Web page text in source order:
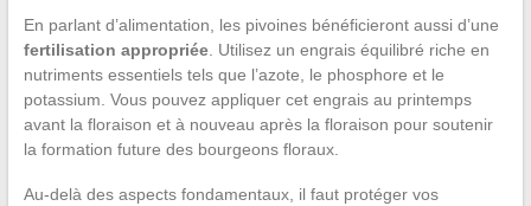
En parlant d’alimentation, les pivoines bénéficieront aussi d’une
fertilisation appropriée. Utilisez un engrais équilibré riche en
nutriments essentiels tels que l’azote, le phosphore et le
potassium. Vous pouvez appliquer cet engrais au printemps
avant la floraison et à nouveau après la floraison pour soutenir
la formation future des bourgeons floraux.
Au-delà des aspects fondamentaux, il faut protéger vos